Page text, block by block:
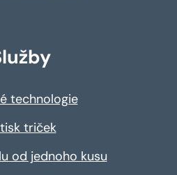
technologie
triček
od jednoho kusu